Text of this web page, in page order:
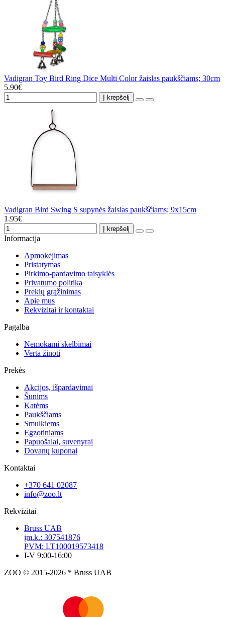
Vadigran Toy Bird Ring Dice Multi Color žaislas paukščiams; 30cm
5.90€
Į krepšelį
Vadigran Bird Swing S supynės žaislas paukščiams; 9x15cm
1.95€
Į krepšelį
Informacija
Apmokėjimas
Pristatymas
Pirkimo-pardavimo taisyklės
Privatumo politika
Prekių grąžinimas
Apie mus
Rekvizitai ir kontaktai
Pagalba
Nemokami skelbimai
Verta žinoti
Prekės
Akcijos, išpardavimai
Šunims
Katėms
Paukščiams
Smulkiems
Egzotiniams
Papuošalai, suvenyrai
Dovanų kuponai
Kontaktai
+370 641 02087
info@zoo.lt
Rekvizitai
Bruss UAB
įm.k.: 307541876
PVM: LT100019573418
I-V 9:00-16:00
ZOO © 2015-2026 * Bruss UAB